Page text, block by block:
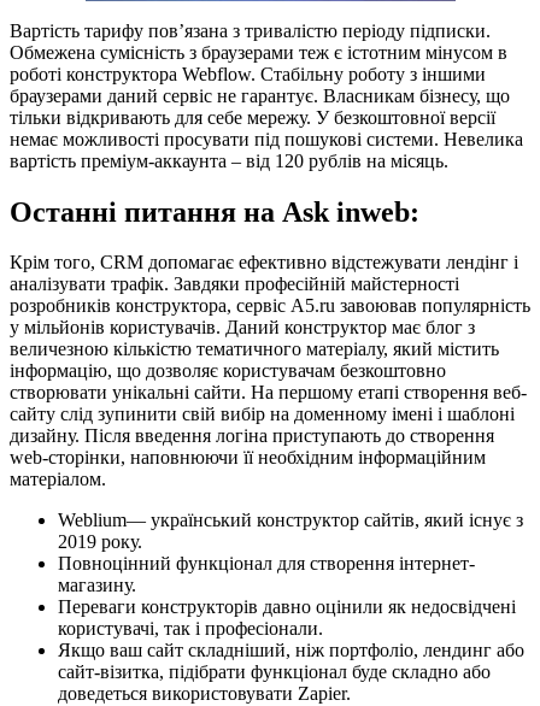
Вартість тарифу пов’язана з тривалістю періоду підписки.
Обмежена сумісність з браузерами теж є істотним мінусом в
роботі конструктора Webflow. Стабільну роботу з іншими
браузерами даний сервіс не гарантує. Власникам бізнесу, що
тільки відкривають для себе мережу. У безкоштовної версії
немає можливості просувати під пошукові системи. Невелика
вартість преміум-аккаунта – від 120 рублів на місяць.
Останні питання на Ask inweb:
Крім того, CRM допомагає ефективно відстежувати лендінг і
аналізувати трафік. Завдяки професійній майстерності
розробників конструктора, сервіс A5.ru завоював популярність
у мільйонів користувачів. Даний конструктор має блог з
величезною кількістю тематичного матеріалу, який містить
інформацію, що дозволяє користувачам безкоштовно
створювати унікальні сайти. На першому етапі створення веб-
сайту слід зупинити свій вибір на доменному імені і шаблоні
дизайну. Після введення логіна приступають до створення
web-сторінки, наповнюючи її необхідним інформаційним
матеріалом.
Weblium— український конструктор сайтів, який існує з
2019 року.
Повноцінний функціонал для створення інтернет-
магазину.
Переваги конструкторів давно оцінили як недосвідчені
користувачі, так і професіонали.
Якщо ваш сайт складніший, ніж портфоліо, лендинг або
сайт-візитка, підібрати функціонал буде складно або
доведеться використовувати Zapier.